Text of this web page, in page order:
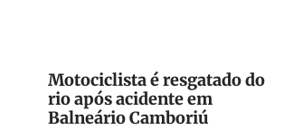
Motociclista é resgatado do
rio após acidente em
Balneário Camboriú